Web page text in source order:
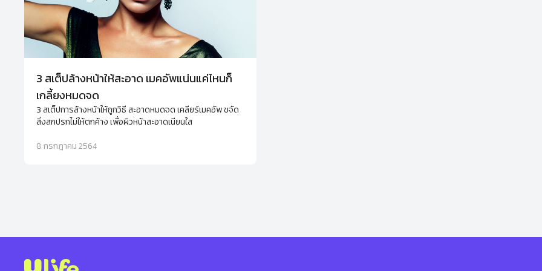
3 สเต็ปล้างหน้าให้สะอาด เมคอัพแน่นแค่ไหนก็
เกลี้ยงหมดจด
3 สเต็ปการล้างหน้าให้ถูกวิธี สะอาดหมดจด เคลียร์เมคอัพ ขจัด
สิ่งสกปรกไม่ให้ตกค้าง เพื่อผิวหน้าสะอาดเนียนใส
8 กรกฎาคม 2564